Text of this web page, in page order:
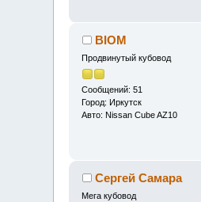
BIOM
Продвинутый кубовод
Сообщений: 51
Город: Иркутск
Авто: Nissan Cube AZ10
Сергей Самара
Мега кубовод